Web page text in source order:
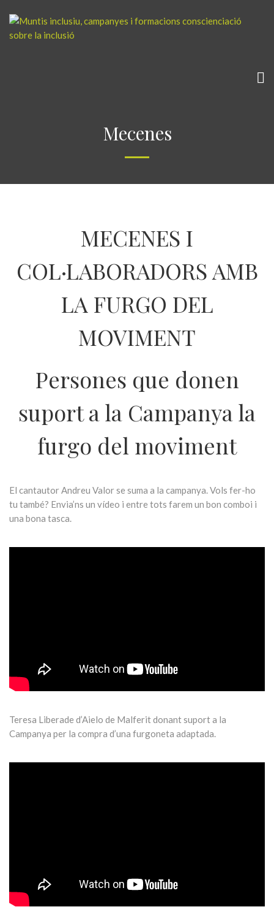
Mecenes
MECENES I
COL·LABORADORS AMB
LA FURGO DEL
MOVIMENT
Persones que donen
suport a la Campanya la
furgo del moviment
El cantautor Andreu Valor se suma a la campanya. Vols fer-ho
tu també? Envia’ns un vídeo i entre tots farem un bon comboi i
una bona tasca.
Teresa Liberade d’Aielo de Malferit donant suport a la
Campanya per la compra d’una furgoneta adaptada.